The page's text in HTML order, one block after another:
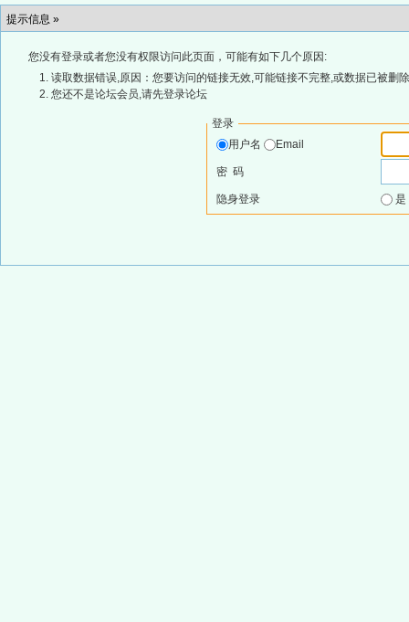
提示信息 »
您没有登录或者您没有权限访问此页面，可能有如下几个原因:
读取数据错误,原因：您要访问的链接无效,可能链接不完整,或数据已被删
您还不是论坛会员,请先登录论坛
登录
用户名
Email
密 码
隐身登录